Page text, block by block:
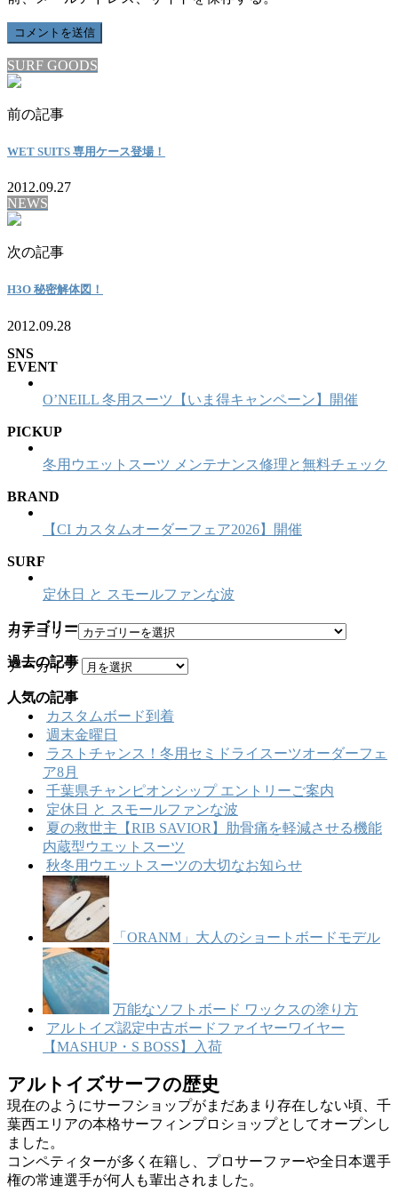
SURF GOODS
前の記事
WET SUITS 専用ケース登場！
2012.09.27
NEWS
次の記事
H3O 秘密解体図！
2012.09.28
SNS
EVENT
O’NEILL 冬用スーツ【いま得キャンペーン】開催
PICKUP
冬用ウエットスーツ メンテナンス修理と無料チェック
BRAND
【CI カスタムオーダーフェア2026】開催
SURF
定休日 と スモールファンな波
カテゴリー
カテゴリー
過去の記事
アーカイブ
人気の記事
カスタムボード到着
週末金曜日
ラストチャンス！冬用セミドライスーツオーダーフェ
ア8月
千葉県チャンピオンシップ エントリーご案内
定休日 と スモールファンな波
夏の救世主【RIB SAVIOR】肋骨痛を軽減させる機能
内蔵型ウエットスーツ
秋冬用ウエットスーツの大切なお知らせ
「ORANM」大人のショートボードモデル
万能なソフトボード ワックスの塗り方
アルトイズ認定中古ボードファイヤーワイヤー
【MASHUP・S BOSS】入荷
アルトイズサーフの歴史
現在のようにサーフショップがまだあまり存在しない頃、千
葉西エリアの本格サーフィンプロショップとしてオープンし
ました。
コンペティターが多く在籍し、プロサーファーや全日本選手
権の常連選手が何人も輩出されました。